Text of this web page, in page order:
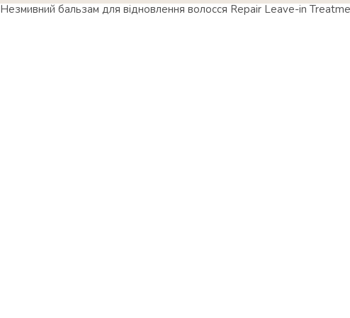
Незмивний бальзам для відновлення волосся Repair Leave-in